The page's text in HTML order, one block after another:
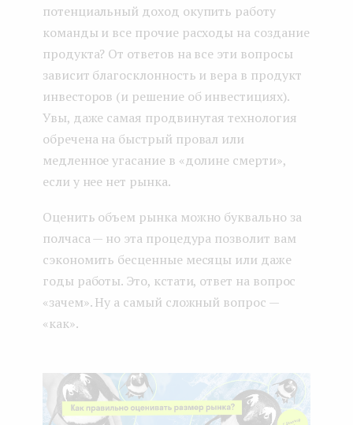
потенциальный доход окупить работу
команды и все прочие расходы на создание
продукта? От ответов на все эти вопросы
зависит благосклонность и вера в продукт
инвесторов (и решение об инвестициях).
Увы, даже самая продвинутая технология
обречена на быстрый провал или
медленное угасание в «долине смерти»,
если у нее нет рынка.
Оценить объем рынка можно буквально за
полчаса — но эта процедура позволит вам
сэкономить бесценные месяцы или даже
годы работы. Это, кстати, ответ на вопрос
«зачем». Ну а самый сложный вопрос —
«как».